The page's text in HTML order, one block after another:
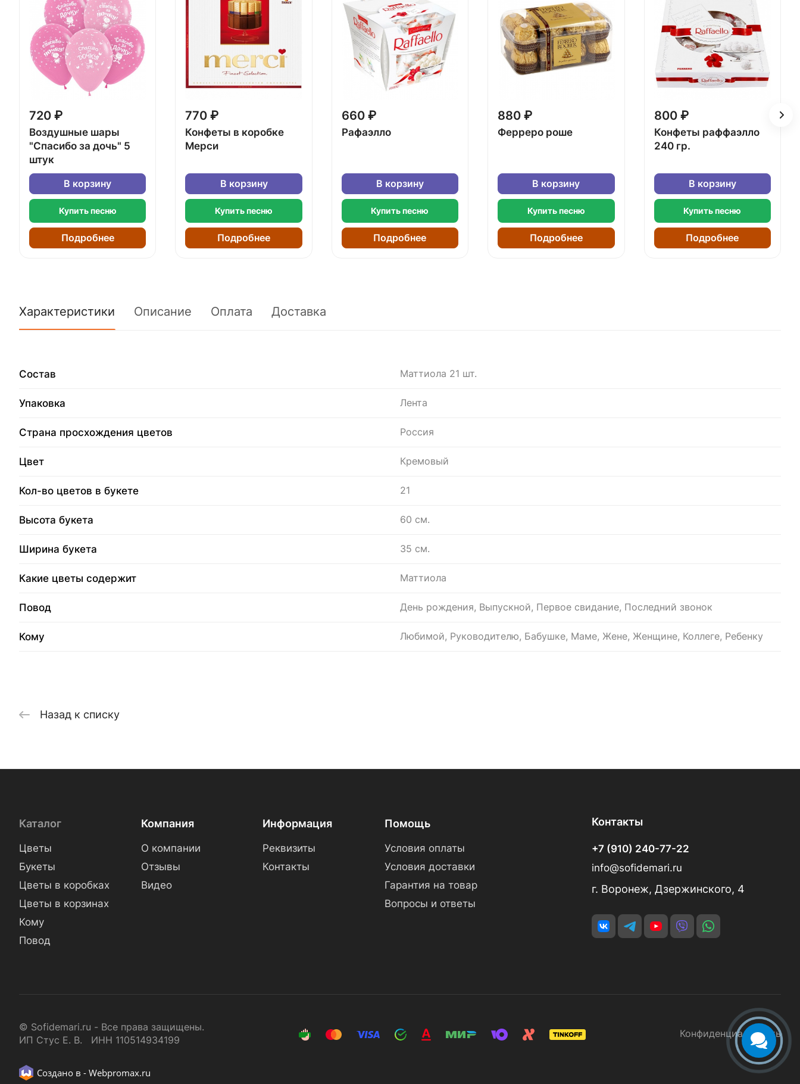
720 ₽
Воздушные шары
"Спасибо за дочь" 5
штук
В корзину
Купить песню
Подробнее
770 ₽
Конфеты в коробке
Мерси
В корзину
Купить песню
Подробнее
660 ₽
Рафаэлло
В корзину
Купить песню
Подробнее
880 ₽
Ферреро роше
В корзину
Купить песню
Подробнее
800 ₽
Конфеты раффаэлло
240 гр.
В корзину
Купить песню
Подробнее
Характеристики Описание Оплата Доставка
Состав Маттиола 21 шт.
Упаковка Лента
Страна просхождения цветов Россия
Цвет Кремовый
Кол-во цветов в букете 21
Высота букета 60 см.
Ширина букета 35 см.
Какие цветы содержит Маттиола
Повод День рождения, Выпускной, Первое свидание, Последний звонок
Кому Любимой, Руководителю, Бабушке, Маме, Жене, Женщине, Коллеге, Ребенку
Назад к списку
Каталог
Цветы
Букеты
Цветы в коробках
Цветы в корзинах
Кому
Повод
Компания
О компании
Отзывы
Видео
Информация
Реквизиты
Контакты
Помощь
Условия оплаты
Условия доставки
Гарантия на товар
Вопросы и ответы
Контакты
+7 (910) 240-77-22
info@sofidemari.ru
г. Воронеж, Дзержинского, 4
© Sofidemari.ru - Все права защищены.
ИП Стус Е. В. ИНН 110514934199
Конфиденциальность
Создано в - Webpromax.ru